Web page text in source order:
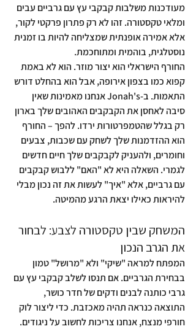
מעודכנות משלבות קבקבי עץ עם גרביים עבים
ומלאי טקסטורה. זהו לא רק פתרון פרקטי לקור,
אלא אמירה אופנתית שמצליחה להיות בו זמנית
נוסטלגית, בוהמית ומתוחכמת.
החורף הישראלי הוא יצור מוזר. הוא לא באמת
קפוא כמו בצפון אירופה, אבל הוא בהחלט דורש
התאמות. ב-Jonah's אנחנו מאמינות שאין
סיבה לאחסן את הקבקבים האהובים שלך בארון
רק בגלל שהטמפרטורות ירדו. להפך – החורף
הוא ההזדמנות שלך לשחק עם שכבות, צבעים
וחומרים, ולהעניק לקבקבים שלך חיים חדשים
לגמרי. השאלה היא לא "האם" ללבוש קבקבים
עם גרביים, אלא "איך" לעשות את זה נכון מבלי
להיראות כאילו יצאת הרגע מהמיטה.
המשחק שבין טקסטורה לצבע: לבחור
את הגרב הנכון
המפתח למראה "שיקי" ולא "מרושל" טמון
בבחירת הגרביים. אם תנסו לשלב קבקבי עץ עם
גרבי כותנה לבנים ודקים של חדר כושר,
התוצאה כנראה תהיה מאכזבת. כדי ליצור לוק
חורפי מנצח, אנחנו צריכות לחשוב על ניגודים.